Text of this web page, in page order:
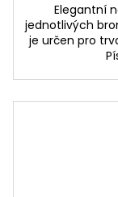
Elegantní
jednotlivých
je určen pro